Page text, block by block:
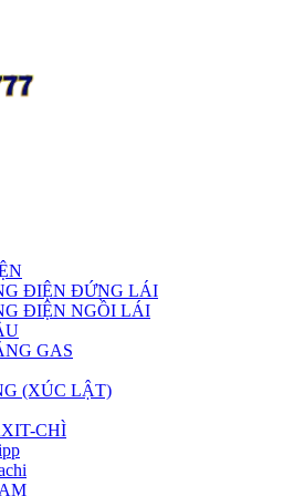
ĐIỆN ĐỨNG LÁI
ĐIỆN NGỒI LÁI
GAS
(XÚC LẬT)
CHÌ
ĐIỆN ĐỨNG LÁI
ĐIỆN NGỒI LÁI
GAS
(XÚC LẬT)
CHÌ